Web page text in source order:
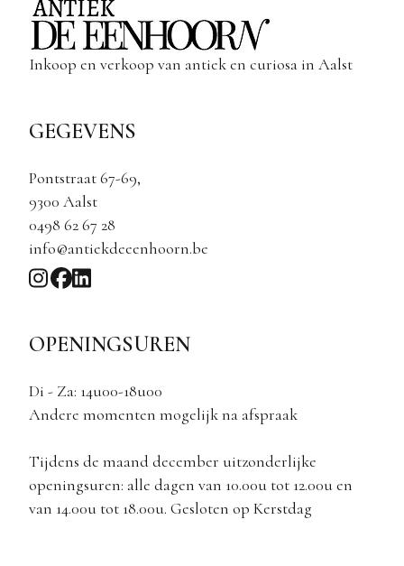
Inkoop en verkoop van antiek en curiosa in Aalst
GEGEVENS
Pontstraat 67-69,
9300 Aalst
0498 62 67 28
info@antiekdeeenhoorn.be
OPENINGSUREN
Di - Za: 14u00-18u00
Andere momenten mogelijk na afspraak
Tijdens de maand december uitzonderlijke
openingsuren: alle dagen van 10.00u tot 12.00u en
van 14.00u tot 18.00u. Gesloten op Kerstdag